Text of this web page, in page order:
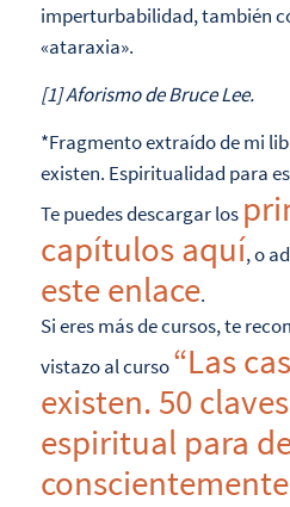
imperturbabilidad, también
«ataraxia».
[1] Aforismo de Bruce Lee.
*Fragmento extraído de mi
existen. Espiritualidad para
Te puedes descargar los
capítulos aquí, o
este enlace.
Si eres más de cursos, te
vistazo al curso“Las
existen. 50
espiritual para